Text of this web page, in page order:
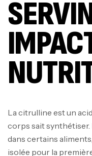
La citrulline est un
corps sait
dans certains
isolée pour la